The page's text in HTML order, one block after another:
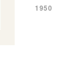
1950